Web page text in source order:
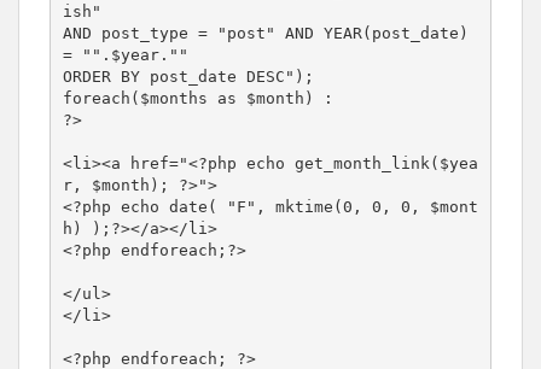
ish"
AND post_type = "post" AND YEAR(post_date)
= "".$year.""
ORDER BY post_date DESC");
foreach($months as $month) :
?>
<li><a href="<?php echo get_month_link($yea
r, $month); ?>">
<?php echo date( "F", mktime(0, 0, 0, $mont
h) );?></a></li>
<?php endforeach;?>
</ul>
</li>
<?php endforeach; ?>